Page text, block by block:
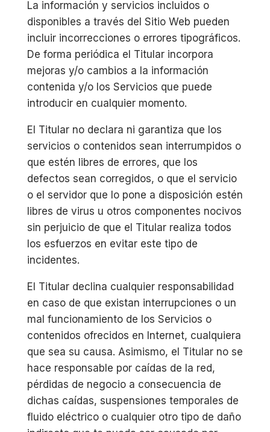
La información y servicios incluidos o
disponibles a través del Sitio Web pueden
incluir incorrecciones o errores tipográficos.
De forma periódica el Titular incorpora
mejoras y/o cambios a la información
contenida y/o los Servicios que puede
introducir en cualquier momento.
El Titular no declara ni garantiza que los
servicios o contenidos sean interrumpidos o
que estén libres de errores, que los
defectos sean corregidos, o que el servicio
o el servidor que lo pone a disposición estén
libres de virus u otros componentes nocivos
sin perjuicio de que el Titular realiza todos
los esfuerzos en evitar este tipo de
incidentes.
El Titular declina cualquier responsabilidad
en caso de que existan interrupciones o un
mal funcionamiento de los Servicios o
contenidos ofrecidos en Internet, cualquiera
que sea su causa. Asimismo, el Titular no se
hace responsable por caídas de la red,
pérdidas de negocio a consecuencia de
dichas caídas, suspensiones temporales de
fluido eléctrico o cualquier otro tipo de daño